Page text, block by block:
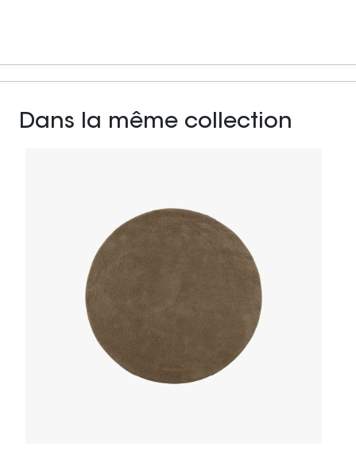
Dans la même collection